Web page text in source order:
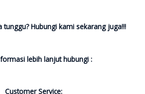
tunggu? Hubungi kami sekarang juga!!!
lebih lanjut hubungi :
Customer Service: